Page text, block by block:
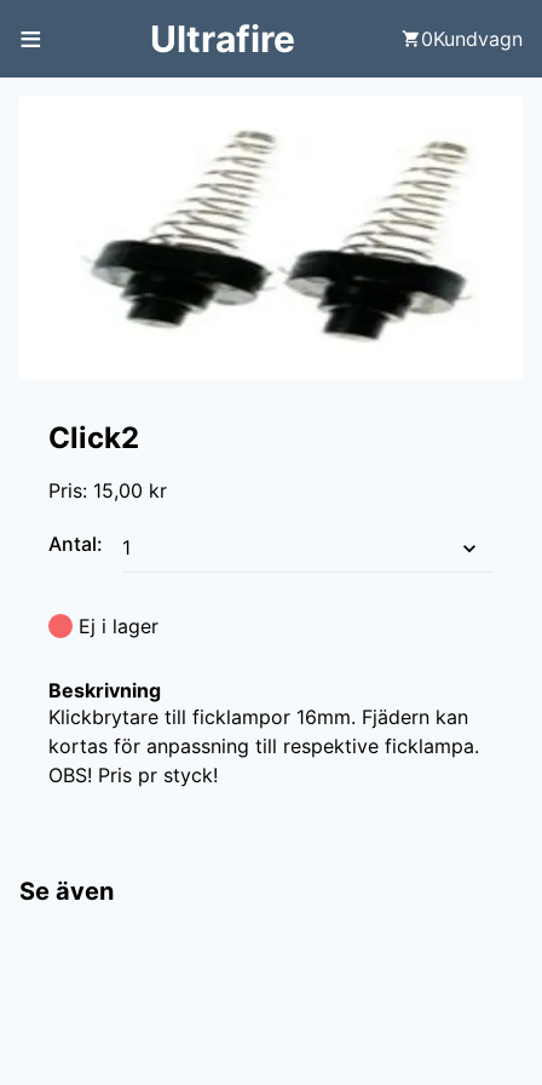
≡ Ultrafire 0Kundvagn
Click2
Pris: 15,00 kr
Antal:
Ej i lager
Beskrivning
Klickbrytare till ficklampor 16mm. Fjädern kan
kortas för anpassning till respektive ficklampa.
OBS! Pris pr styck!
Se även